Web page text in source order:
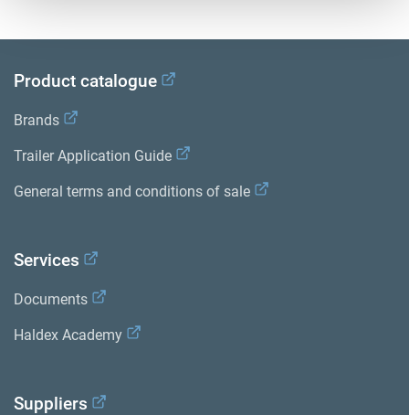
Product catalogue
Brands
Trailer Application Guide
General terms and conditions of sale
Services
Documents
Haldex Academy
Suppliers